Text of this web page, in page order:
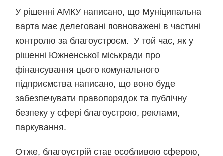
У рішенні АМКУ написано, що Муніципальна
варта має делеговані повноважені в частині
контролю за благоустроєм. У той час, як у
рішенні Южненської міськради про
фінансування цього комунального
підприємства написано, що воно буде
забезпечувати правопорядок та публічну
безпеку у сфері благоустрою, реклами,
паркування.
Отже, благоустрій став особливою сферою,